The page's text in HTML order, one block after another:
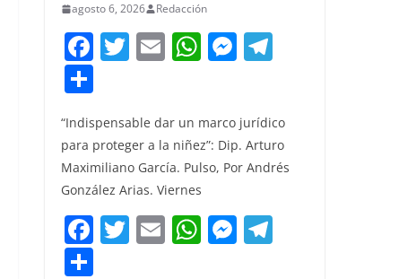
agosto 6, 2026 Redacción
F
e
b
o
o
k
T
er
E
l
W
s
A
p
M
e
n
er
gr
a
m
p
ar
tir
“Indispensable dar un marco jurídico
para proteger a la niñez”: Dip. Arturo
Maximiliano García. Pulso, Por Andrés
González Arias. Viernes
F T E W M